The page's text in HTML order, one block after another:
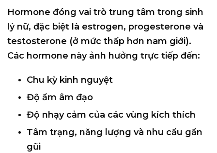
Hormone đóng vai trò trung tâm trong sinh
lý nữ, đặc biệt là estrogen, progesterone và
testosterone (ở mức thấp hơn nam giới).
Các hormone này ảnh hưởng trực tiếp đến:
Chu kỳ kinh nguyệt
Độ ẩm âm đạo
Độ nhạy cảm của các vùng kích thích
Tâm trạng, năng lượng và nhu cầu gần
gũi